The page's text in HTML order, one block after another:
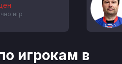
игр
игрокам в